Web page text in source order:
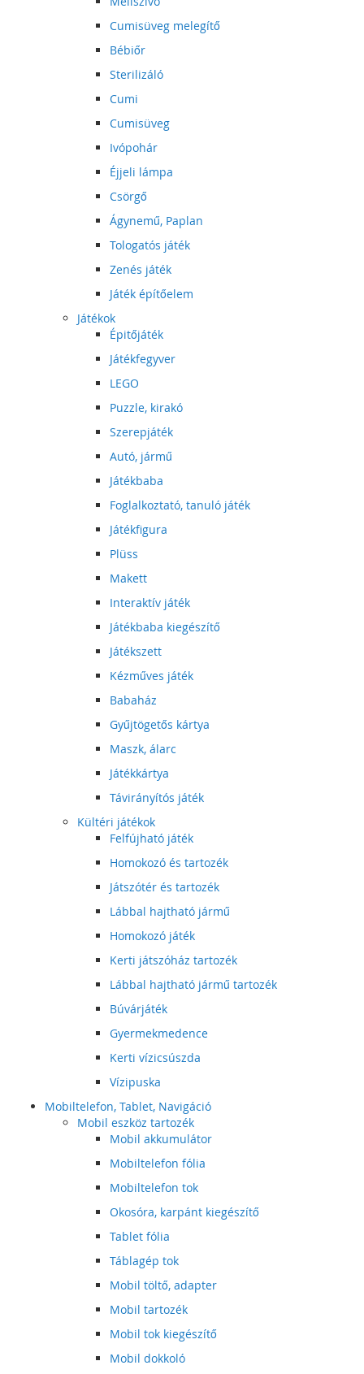
Cumisüveg melegítő
Bébiőr
Sterilizáló
Cumi
Cumisüveg
Ivópohár
Éjjeli lámpa
Csörgő
Ágynemű, Paplan
Tologatós játék
Zenés játék
Játék építőelem
Játékok
Épitőjáték
Játékfegyver
LEGO
Puzzle, kirakó
Szerepjáték
Autó, jármű
Játékbaba
Foglalkoztató, tanuló játék
Játékfigura
Plüss
Makett
Interaktív játék
Játékbaba kiegészítő
Játékszett
Kézműves játék
Babaház
Gyűjtögetős kártya
Maszk, álarc
Játékkártya
Távirányítós játék
Kültéri játékok
Felfújható játék
Homokozó és tartozék
Játszótér és tartozék
Lábbal hajtható jármű
Homokozó játék
Kerti játszóház tartozék
Lábbal hajtható jármű tartozék
Búvárjáték
Gyermekmedence
Kerti vízicsúszda
Vízipuska
Mobiltelefon, Tablet, Navigáció
Mobil eszköz tartozék
Mobil akkumulátor
Mobiltelefon fólia
Mobiltelefon tok
Okosóra, karpánt kiegészítő
Tablet fólia
Táblagép tok
Mobil töltő, adapter
Mobil tartozék
Mobil tok kiegészítő
Mobil dokkoló